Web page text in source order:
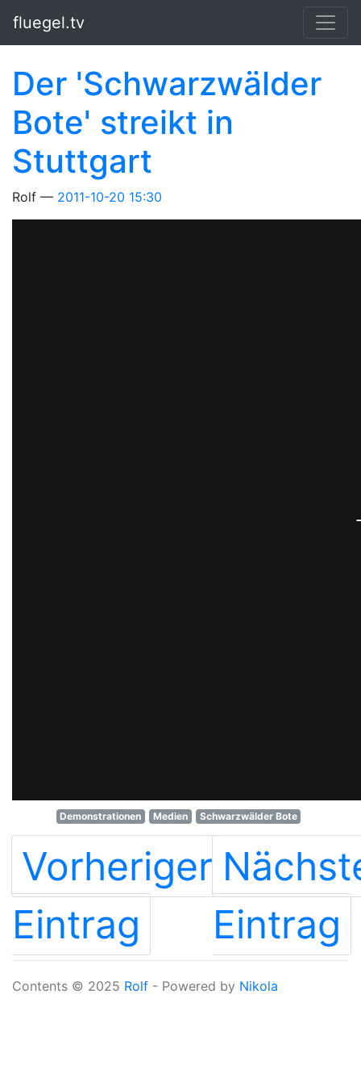
fluegel.tv
Der 'Schwarzwälder
Bote' streikt in
Stuttgart
Rolf 2011-10-20 15:30
Demonstrationen Medien Schwarzwälder Bote
Vorheriger
Eintrag
Eintrag
Contents © 2025 Rolf - Powered by Nikola